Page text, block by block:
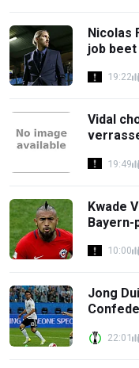
Nicolas
job beet
19:22
Vidal
19:49
Kwade
Bayern-
10:00
Jong
22:01